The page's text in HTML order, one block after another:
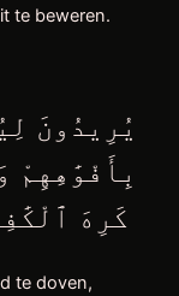
te beweren.
يُرِيدُونَ
بِأَفْوَٰهِهِمْ
te doven,